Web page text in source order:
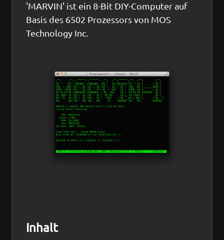
'MARVIN' ist ein 8-Bit DIY-Computer auf
Basis des 6502 Prozessors von MOS
Technology Inc.
Inhalt